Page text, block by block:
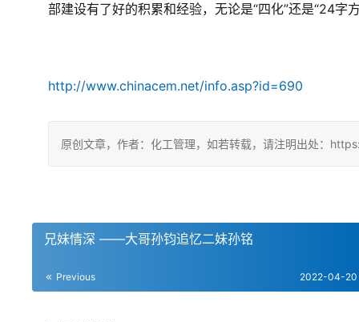
部建设有了好的积累和经验，无论是“四化”还是“24字
http://www.chinacem.net/info.asp?id=690
原创文章，作者：化工管理，如若转载，请注明出处：
兄妹情深 ——大哥孙钧追忆二妹孙铭
Previous 2022-04-20